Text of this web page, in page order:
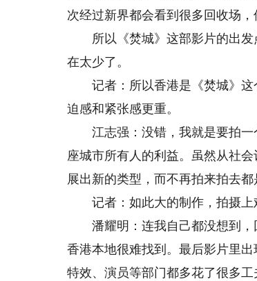
次经过新界都会看到很多回收场，
所以《焚城》这部影片的出发
在太少了。
记者：所以香港是《焚城》这
迫感和紧张感更重。
江志强：没错，我就是要拍一
座城市所有人的利益。虽然从社
展出新的类型，而不再拍来拍去都
记者：如此大的制作，拍摄上
潘耀明：连我自己都没想到，
香港本地很难找到。最后影片里
特效、演员等部门都多花了很多工